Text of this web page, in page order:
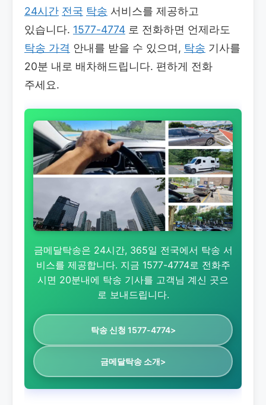
24시간 전국 탁송 서비스를 제공하고
있습니다. 1577-4774 로 전화하면 언제라도
탁송 가격 안내를 받을 수 있으며, 탁송 기사를
20분 내로 배차해드립니다. 편하게 전화
주세요.
금메달탁송은 24시간, 365일 전국에서 탁송 서
비스를 제공합니다. 지금 1577-4774로 전화주
시면 20분내에 탁송 기사를 고객님 계신 곳으
로 보내드립니다.
탁송 신청 1577-4774>
금메달탁송 소개>